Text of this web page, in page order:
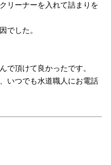
リーナーを入れて詰まりを
でした。
で頂けて良かったです。
いつでも水道職人にお電話